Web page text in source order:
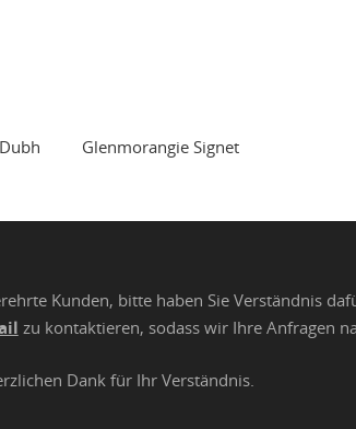
Glenmorangie Signet
Kunden, bitte haben Sie Verständnis
zu kontaktieren, sodass wir Ihre Anfragen
Dank für Ihr Verständnis.